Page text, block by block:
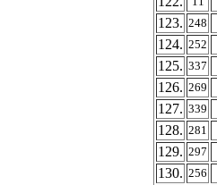
123. 248
124. 252
125. 337
126. 269
127. 339
128. 281
129. 297
130. 256